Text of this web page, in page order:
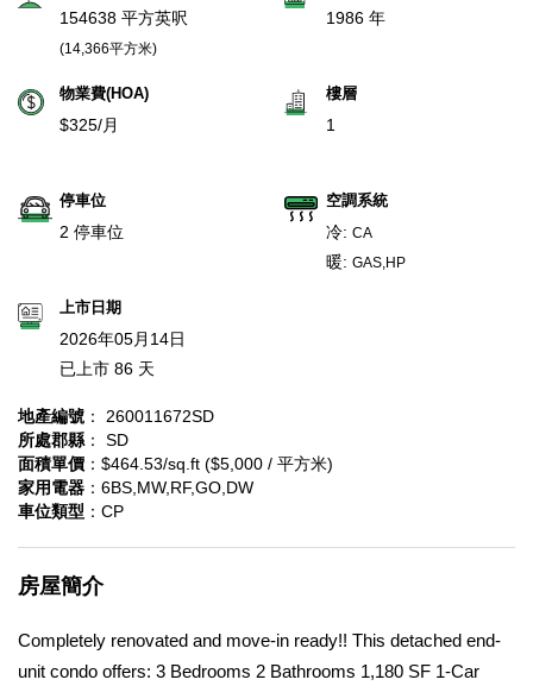
154638 平方英呎
(14,366平方米)
1986 年
物業費(HOA)
$325/月
樓層
1
停車位
2 停車位
空調系統
冷: CA
暖: GAS,HP
上市日期
2026年05月14日
已上市 86 天
地產編號 ： 260011672SD
所處郡縣 ： SD
面積單價 ：$464.53/sq.ft ($5,000 / 平方米)
家用電器 ：6BS,MW,RF,GO,DW
車位類型 ：CP
房屋簡介
Completely renovated and move-in ready!! This detached end-
unit condo offers: 3 Bedrooms 2 Bathrooms 1,180 SF 1-Car